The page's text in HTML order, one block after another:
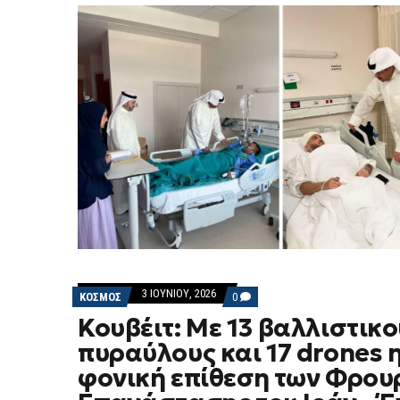
ΚΟΣΜΟΣ 3 ΙΟΥΝΊΟΥ, 2026 0 COMMENTS
ON
ΚΟΥΒΈΙΤ:
ΜΕ
13
ΒΑΛΛΙΣΤΙΚΟΎΣ
ΠΥΡΑΎΛΟΥΣ
ΚΑΙ
Κουβέιτ: Με 13
πυραύλους και 17 drones
φονική επίθεση των